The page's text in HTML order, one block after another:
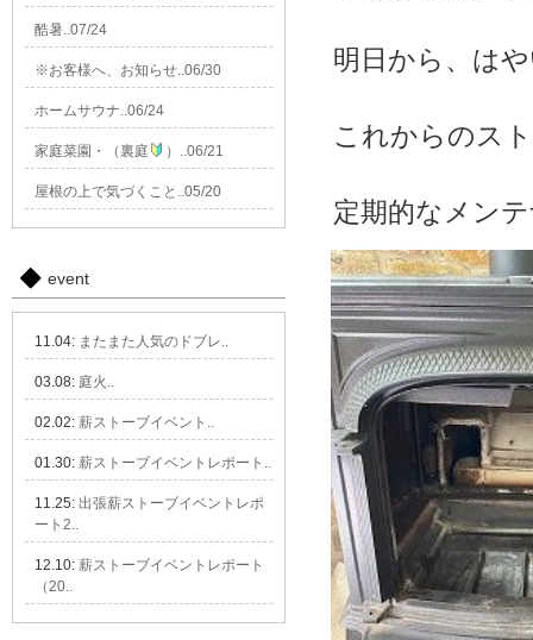
明日から、は
これからのス
定期的なメン
酷暑..07/24
※お客様へ、お知らせ..06/30
ホームサウナ..06/24
家庭菜園・（裏庭 ）..06/21
屋根の上で気づくこと..05/20
event
11.04: またまた人気のドブレ..
03.08: 庭火..
02.02: 薪ストーブイベント..
01.30: 薪ストーブイベントレポート..
11.25: 出張薪ストーブイベントレポ
ート2..
12.10: 薪ストーブイベントレポート
（20..